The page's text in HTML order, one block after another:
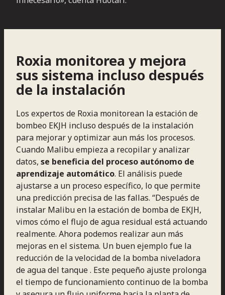
Roxia monitorea y mejora
sus sistema incluso después
de la instalación
Los expertos de Roxia monitorean la estación de
bombeo EKJH incluso después de la instalación
para mejorar y optimizar aun más los procesos.
Cuando Malibu empieza a recopilar y analizar
datos, se beneficia del proceso autónomo de
aprendizaje automático. El análisis puede
ajustarse a un proceso específico, lo que permite
una predicción precisa de las fallas. “Después de
instalar Malibu en la estación de bomba de EKJH,
vimos cómo el flujo de agua residual está actuando
realmente. Ahora podemos realizar aun más
mejoras en el sistema. Un buen ejemplo fue la
reducción de la velocidad de la bomba niveladora
de agua del tanque . Este pequeño ajuste prolonga
el tiempo de funcionamiento continuo de la bomba